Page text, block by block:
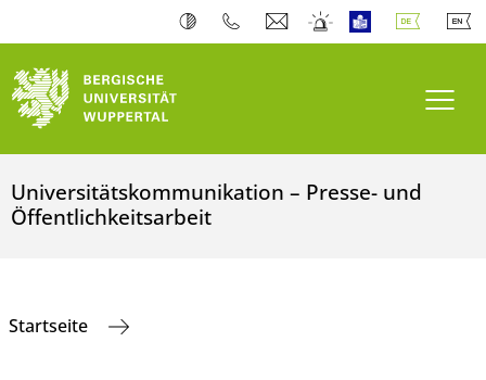
Universitätskommunikation – Presse- und
Öffentlichkeitsarbeit
Startseite